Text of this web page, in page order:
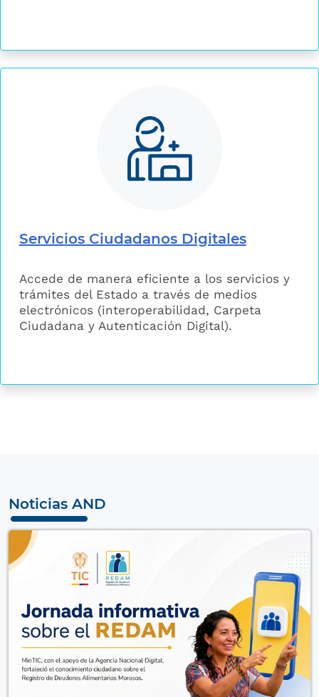
Servicios Ciudadanos Digitales
Accede de manera eficiente a los servicios y
trámites del Estado a través de medios
electrónicos (interoperabilidad, Carpeta
Ciudadana y Autenticación Digital).
Noticias AND